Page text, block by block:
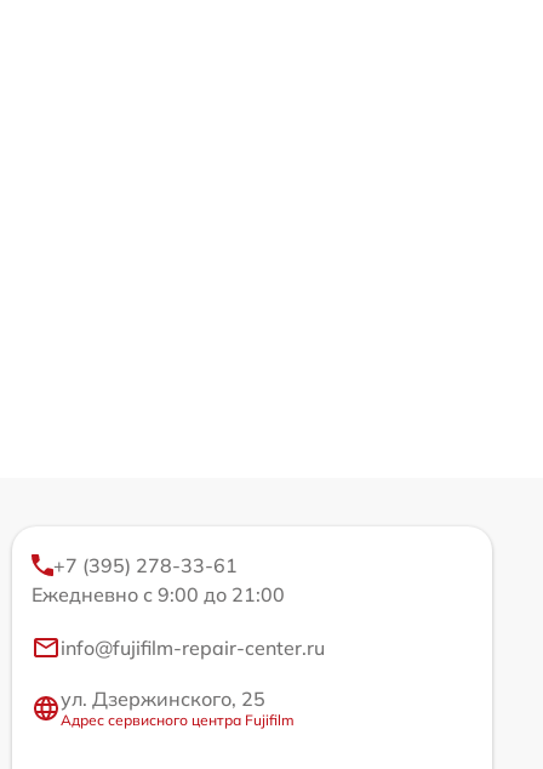
+7 (395) 278-33-61
Ежедневно с 9:00 до 21:00
info@fujifilm-repair-center.ru
ул. Дзержинского, 25
Адрес сервисного центра Fujifilm